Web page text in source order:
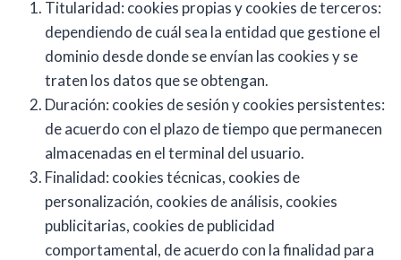
Titularidad: cookies propias y cookies de terceros:
dependiendo de cuál sea la entidad que gestione el
dominio desde donde se envían las cookies y se
traten los datos que se obtengan.
Duración: cookies de sesión y cookies persistentes:
de acuerdo con el plazo de tiempo que permanecen
almacenadas en el terminal del usuario.
Finalidad: cookies técnicas, cookies de
personalización, cookies de análisis, cookies
publicitarias, cookies de publicidad
comportamental, de acuerdo con la finalidad para